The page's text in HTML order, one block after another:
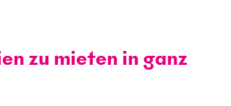
zu mieten in ganz